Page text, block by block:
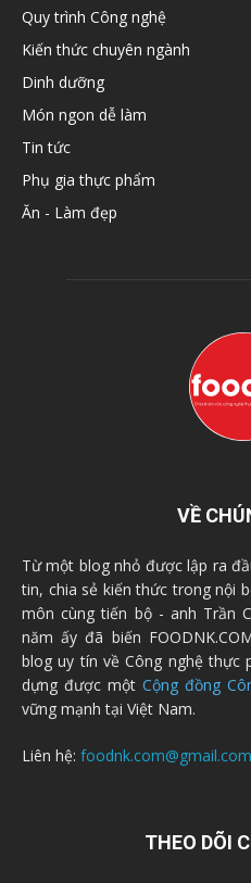
Quy trình Công nghệ
Kiến thức chuyên ngành
Dinh dưỡng
Món ngon dễ làm
Tin tức
Phụ gia thực phẩm
Ăn - Làm đẹp
VỀ
Từ một blog nhỏ được lập ra
tin, chia sẻ kiến thức trong nội
môn cùng tiến bộ - anh Trần
năm ấy đã biến
blog uy tín về Công nghệ thực
dựng được một Cộng đồng
vững mạnh tại Việt Nam.
Liên hệ: foodnk.com@gmail.com
THEO DÕI